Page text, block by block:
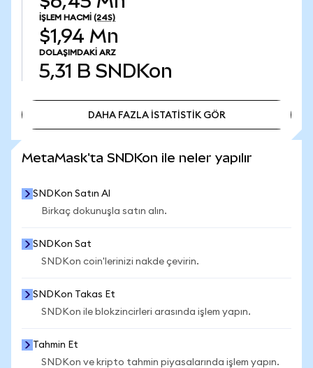
İŞLEM HACMI (24S)
$1,94 Mn
DOLAŞIMDAKI ARZ
5,31 B SNDKon
DAHA FAZLA İSTATİSTİK GÖR
MetaMask'ta SNDKon ile neler yapılır
SNDKon Satın Al
Birkaç dokunuşla satın alın.
SNDKon Sat
SNDKon coin'lerinizi nakde çevirin.
SNDKon Takas Et
SNDKon ile blokzincirleri arasında işlem yapın.
Tahmin Et
SNDKon ve kripto tahmin piyasalarında işlem yapın.